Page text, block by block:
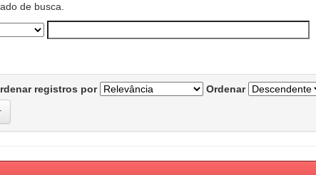
de busca.
registros por
Ordenar